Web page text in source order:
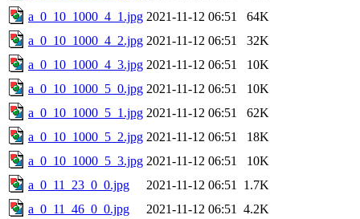
a_0_10_1000_4_1.jpg 2021-11-12 06:51
64K
a_0_10_1000_4_2.jpg 2021-11-12 06:51
32K
a_0_10_1000_4_3.jpg 2021-11-12 06:51
10K
a_0_10_1000_5_0.jpg 2021-11-12 06:51
10K
a_0_10_1000_5_1.jpg 2021-11-12 06:51
62K
a_0_10_1000_5_2.jpg 2021-11-12 06:51
18K
a_0_10_1000_5_3.jpg 2021-11-12 06:51
10K
a_0_11_23_0_0.jpg
2021-11-12 06:51
1.7K
a_0_11_46_0_0.jpg
2021-11-12 06:51
4.2K